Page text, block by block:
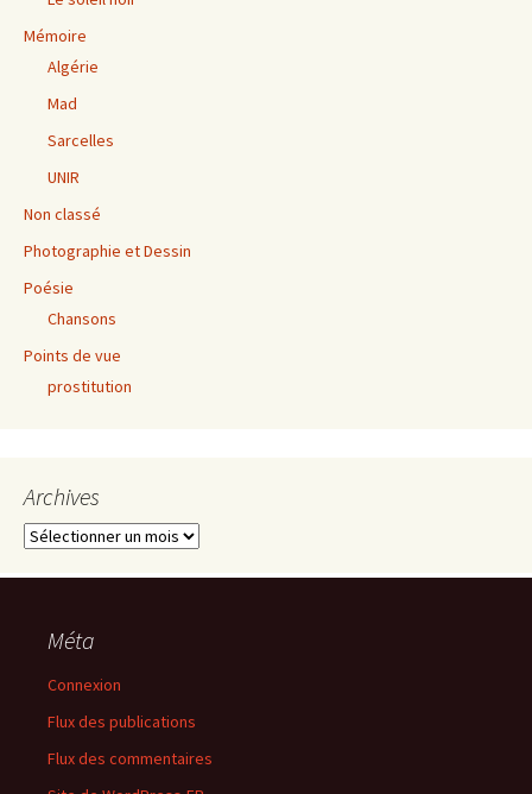
Mémoire
Algérie
Mad
Sarcelles
UNIR
Non classé
Photographie et Dessin
Poésie
Chansons
Points de vue
prostitution
Archives
Archives
Méta
Connexion
Flux des publications
Flux des commentaires